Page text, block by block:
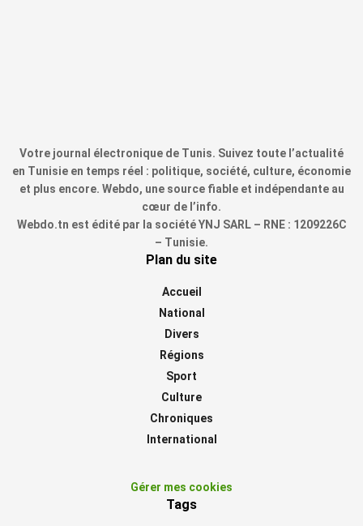
Votre journal électronique de Tunis. Suivez toute l’actualité
en Tunisie en temps réel : politique, société, culture, économie
et plus encore. Webdo, une source fiable et indépendante au
cœur de l’info.
Webdo.tn est édité par la société YNJ SARL – RNE : 1209226C
– Tunisie.
Plan du site
Accueil
National
Divers
Régions
Sport
Culture
Chroniques
International
Gérer mes cookies
Tags